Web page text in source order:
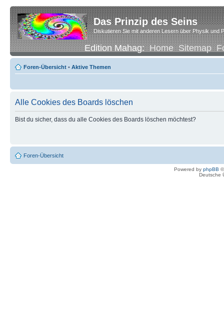
Das Prinzip des Seins
Diskutieren Sie mit anderen Lesern über Physik und
Edition Mahag:Home Sitemap
Foren-Übersicht • Aktive Themen
Alle Cookies des Boards löschen
Bist du sicher, dass du alle Cookies des Boards löschen möchtest?
Foren-Übersicht
Powered by phpBB
Deutsche